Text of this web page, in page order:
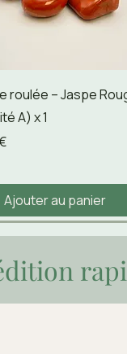
Aperçu rapide
roulée – Jaspe
A) x 1
Ajouter au panier